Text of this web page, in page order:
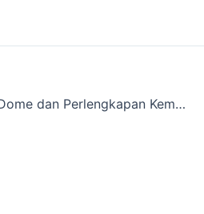
Anda Cari Situs Sewa Tenda Dome dan Perlengkapan Kemping